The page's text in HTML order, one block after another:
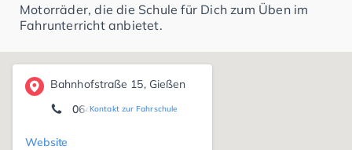
Motorräder, die die Schule für Dich zum Üben im
Fahrunterricht anbietet.
Bahnhofstraße 15, Gießen
Kontakt zur Fahrschule
0641940940
Website